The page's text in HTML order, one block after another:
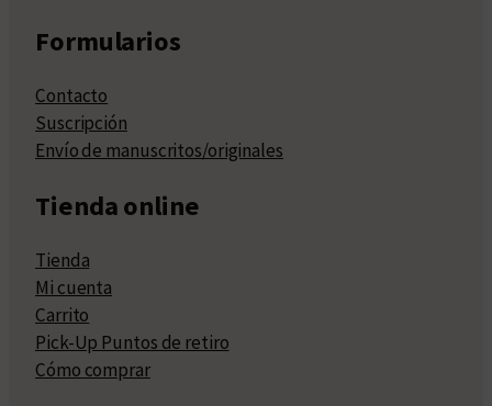
Formularios
Contacto
Suscripción
Envío de manuscritos/originales
Tienda online
Tienda
Mi cuenta
Carrito
Pick-Up Puntos de retiro
Cómo comprar